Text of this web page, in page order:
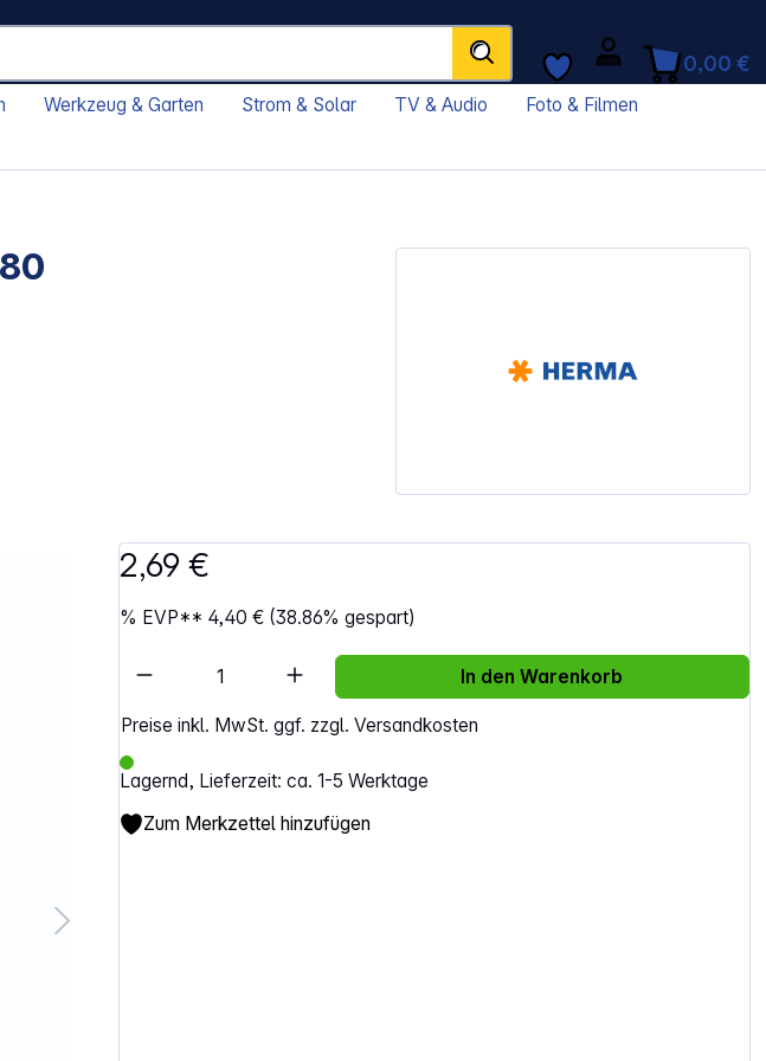
0,00 €
Werkzeug & Garten Strom & Solar TV & Audio
Foto & Filmen
2,69 €
% EVP** 4,40 € (38.86% gespart)
Preise inkl. MwSt. ggf. zzgl. Versandkosten
Lagernd, Lieferzeit: ca. 1-5 Werktage
Artikel Anzahl: Gib den gewünschten Wert ein
In den Warenkorb
Zum Merkzettel hinzufügen